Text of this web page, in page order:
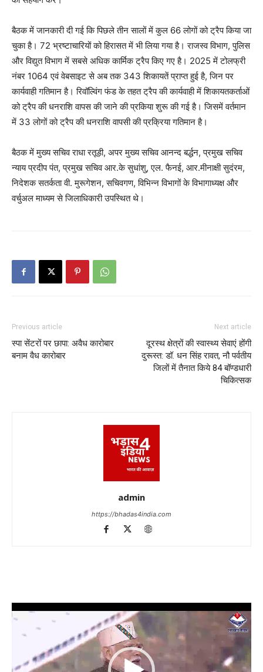
बैठक में जानकारी दी गई कि पिछले तीन सालों में कुल 66 लोगों को ट्रैप किया जा
चुका है। 72 भ्रष्टाचारियों को हिरासत में भी लिया गया है। राजस्व विभाग, पुलिस
और विद्युत विभाग में सबसे अधिक कार्मिक ट्रैप किए गए है। 2025 में टोलफ्री
नंबर 1064 एवं वेबसाइट से अब तक 343 शिकायतें प्राप्त हुई है, जिन पर
कार्यवाही गतिमान है। रिवॉल्विंग फंड के तहत ट्रैप की कार्यवाही में शिकायतकर्ताओं
को ट्रैप की धनराशि वापस की जाने की प्रकिया शुरू की गई है। जिसमें वर्तमान
में 33 लोगों को ट्रैप की धनराशि वापसी की प्रक्रिया गतिमान है।
बैठक में मुख्य सचिव राधा रतूड़ी, अपर मुख्य सचिव आनन्द बर्द्धन, प्रमुख सचिव
न्याय प्रदीप पंत, प्रमुख सचिव आर.के सुधांशु, एल. फैनई, आर.मीनाक्षी सुदंरम,
निदेशक सतर्कता वी. मुरूगेशन, सचिवगण, विभिन्न विभागों के विभागाध्यक्ष और
वर्चुअल माध्यम से जिलाधिकारी उपस्थित थे।
Previous article
स्पा सेंटरों पर छापा: अवैध कारोबार
बनाम वैध कारोबार
Next article
दूरस्थ क्षेत्रों की स्वास्थ्य सेवाएं होंगी
दुरूस्त: डॉ. धन सिंह रावत, नौ पर्वतीय
जिलों में तैनात किये 84 बॉण्डधारी
चिकित्सक
admin
https://bhadas4india.com
Video
Player